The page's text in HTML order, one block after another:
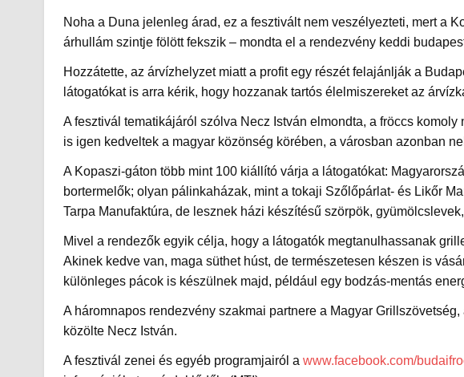
Noha a Duna jelenleg árad, ez a fesztivált nem veszélyezteti, mert a
árhullám szintje fölött fekszik – mondta el a rendezvény keddi
Hozzátette, az árvízhelyzet miatt a profit egy részét felajánlják a
látogatókat is arra kérik, hogy hozzanak tartós élelmiszereket az
A fesztivál tematikájáról szólva Necz István elmondta, a fröccs
is igen kedveltek a magyar közönség körében, a városban azonban
A Kopaszi-gáton több mint 100 kiállító várja a látogatókat:
bortermelők; olyan pálinkaházak, mint a tokaji Szőlőpárlat- és Likőr
Tarpa Manufaktúra, de lesznek házi készítésű szörpök,
Mivel a rendezők egyik célja, hogy a látogatók megtanulhassanak
Akinek kedve van, maga süthet húst, de természetesen készen is
különleges pácok is készülnek majd, például egy bodzás-mentás
A háromnapos rendezvény szakmai partnere a Magyar
közölte Necz István.
A fesztivál zenei és egyéb programjairól a www.facebook.com/